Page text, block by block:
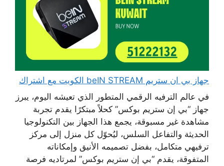
جهاز بي ان ستريم beIN STREAM الكويت مع اشتراك
في عالم الترفيه الرقمي المتطور الذي تعيشه اليوم، يبرز
جهاز “بي إن ستريم بوكس” كحلاً مبتكرًا يقدم تجربة
مشاهدة غير مسبوقة، يجمع هذا الجهاز بين التكنولوجيا
الحديثة والتفاعل السلس، ليُحوّل كل منزل إلى مركز
ترفيهي متكامل، بفضل تصميمه الأنيق وإمكاناته
المتفوقة، يقدم “بي إن ستريم بوكس” لمرتاديه فرصة